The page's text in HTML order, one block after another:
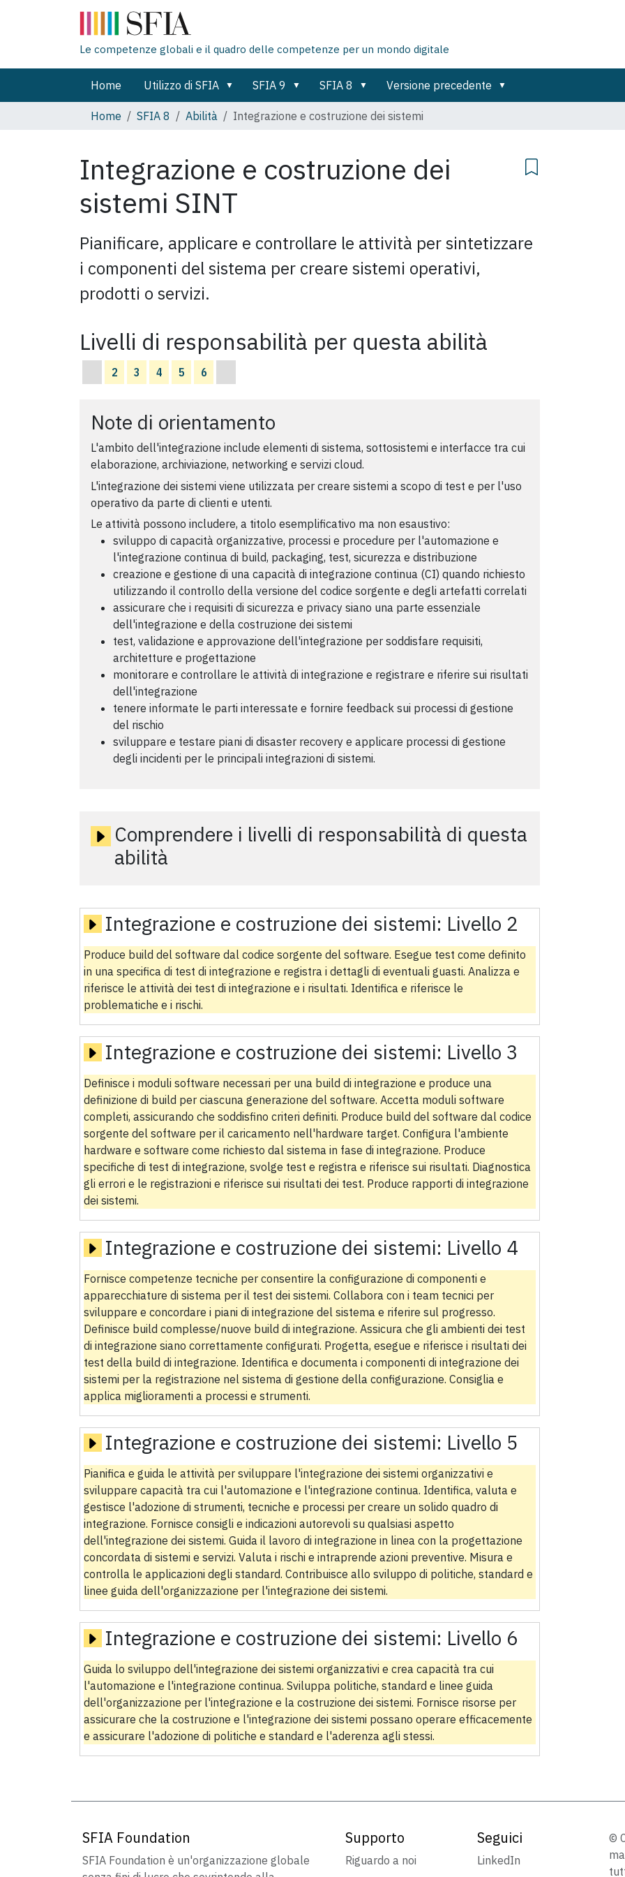
Le competenze globali e il quadro delle competenze per un mondo digitale
Home Utilizzo di SFIA SFIA 9 SFIA 8 Versione precedente
Home
SFIA 8 Abilità Integrazione e costruzione dei sistemi
Integrazione e costruzione dei
sistemi SINT
Pianificare, applicare e controllare le attività per sintetizzare
i componenti del sistema per creare sistemi operativi,
prodotti o servizi.
Livelli di responsabilità per questa abilità
2 3 4 5 6
Note di orientamento
L'ambito dell'integrazione include elementi di sistema, sottosistemi e interfacce tra cui
elaborazione, archiviazione, networking e servizi cloud.
L'integrazione dei sistemi viene utilizzata per creare sistemi a scopo di test e per l'uso
operativo da parte di clienti e utenti.
Le attività possono includere, a titolo esemplificativo ma non esaustivo:
sviluppo di capacità organizzative, processi e procedure per l'automazione e
l'integrazione continua di build, packaging, test, sicurezza e distribuzione
creazione e gestione di una capacità di integrazione continua (CI) quando richiesto
utilizzando il controllo della versione del codice sorgente e degli artefatti correlati
assicurare che i requisiti di sicurezza e privacy siano una parte essenziale
dell'integrazione e della costruzione dei sistemi
test, validazione e approvazione dell'integrazione per soddisfare requisiti,
architetture e progettazione
monitorare e controllare le attività di integrazione e registrare e riferire sui risultati
dell'integrazione
tenere informate le parti interessate e fornire feedback sui processi di gestione
del rischio
sviluppare e testare piani di disaster recovery e applicare processi di gestione
degli incidenti per le principali integrazioni di sistemi.
Comprendere i livelli di responsabilità di questa
abilità
Integrazione e costruzione dei sistemi: Livello 2
Produce build del software dal codice sorgente del software. Esegue test come definito
in una specifica di test di integrazione e registra i dettagli di eventuali guasti. Analizza e
riferisce le attività dei test di integrazione e i risultati. Identifica e riferisce le
problematiche e i rischi.
Integrazione e costruzione dei sistemi: Livello 3
Definisce i moduli software necessari per una build di integrazione e produce una
definizione di build per ciascuna generazione del software. Accetta moduli software
completi, assicurando che soddisfino criteri definiti. Produce build del software dal codice
sorgente del software per il caricamento nell'hardware target. Configura l'ambiente
hardware e software come richiesto dal sistema in fase di integrazione. Produce
specifiche di test di integrazione, svolge test e registra e riferisce sui risultati. Diagnostica
gli errori e le registrazioni e riferisce sui risultati dei test. Produce rapporti di integrazione
dei sistemi.
Integrazione e costruzione dei sistemi: Livello 4
Fornisce competenze tecniche per consentire la configurazione di componenti e
apparecchiature di sistema per il test dei sistemi. Collabora con i team tecnici per
sviluppare e concordare i piani di integrazione del sistema e riferire sul progresso.
Definisce build complesse/nuove build di integrazione. Assicura che gli ambienti dei test
di integrazione siano correttamente configurati. Progetta, esegue e riferisce i risultati dei
test della build di integrazione. Identifica e documenta i componenti di integrazione dei
sistemi per la registrazione nel sistema di gestione della configurazione. Consiglia e
applica miglioramenti a processi e strumenti.
Integrazione e costruzione dei sistemi: Livello 5
Pianifica e guida le attività per sviluppare l'integrazione dei sistemi organizzativi e
sviluppare capacità tra cui l'automazione e l'integrazione continua. Identifica, valuta e
gestisce l'adozione di strumenti, tecniche e processi per creare un solido quadro di
integrazione. Fornisce consigli e indicazioni autorevoli su qualsiasi aspetto
dell'integrazione dei sistemi. Guida il lavoro di integrazione in linea con la progettazione
concordata di sistemi e servizi. Valuta i rischi e intraprende azioni preventive. Misura e
controlla le applicazioni degli standard. Contribuisce allo sviluppo di politiche, standard e
linee guida dell'organizzazione per l'integrazione dei sistemi.
Integrazione e costruzione dei sistemi: Livello 6
Guida lo sviluppo dell'integrazione dei sistemi organizzativi e crea capacità tra cui
l'automazione e l'integrazione continua. Sviluppa politiche, standard e linee guida
dell'organizzazione per l'integrazione e la costruzione dei sistemi. Fornisce risorse per
assicurare che la costruzione e l'integrazione dei sistemi possano operare efficacemente
e assicurare l'adozione di politiche e standard e l'aderenza agli stessi.
SFIA Foundation
SFIA Foundation è un'organizzazione globale
Supporto
Riguardo a noi
Seguici
LinkedIn
©